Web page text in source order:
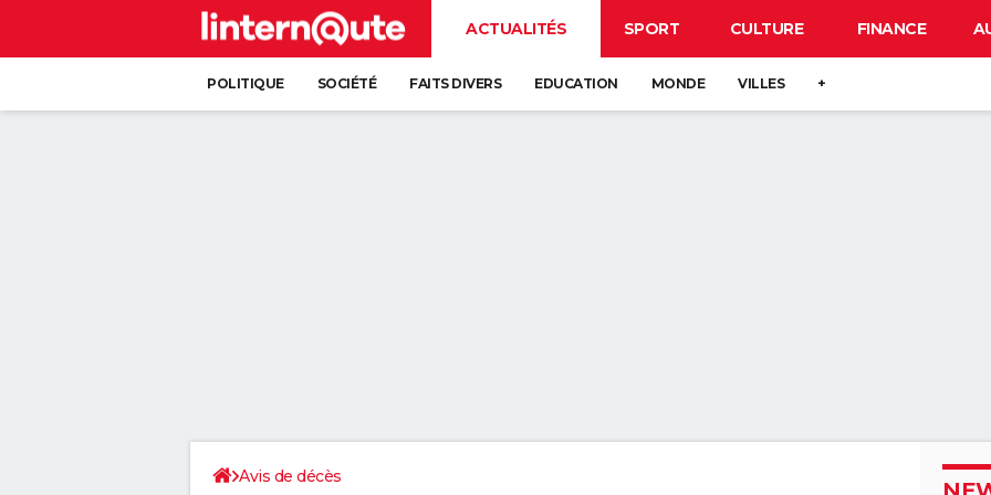
ACTUALITÉS SPORT CULTURE FINANCE
POLITIQUE SOCIÉTÉ FAITS DIVERS EDUCATION MONDE VILLES +
Avis de décès